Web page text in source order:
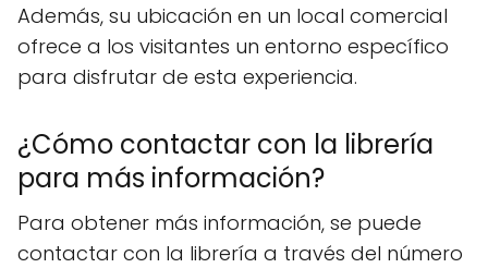
Además, su ubicación en un local comercial
ofrece a los visitantes un entorno específico
para disfrutar de esta experiencia.
¿Cómo contactar con la librería
para más información?
Para obtener más información, se puede
contactar con la librería a través del número